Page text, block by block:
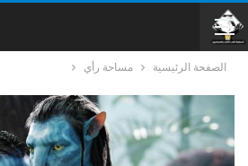
الصفحة الرئيسية مساحة رأي